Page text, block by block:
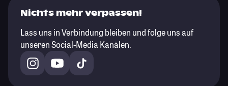
Nichts mehr verpassen!
Lass uns in Verbindung bleiben und folge uns auf
unseren Social-Media Kanälen.